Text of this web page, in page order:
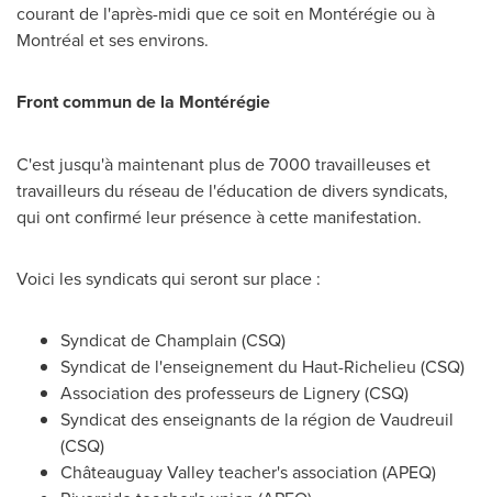
courant de l'après-midi que ce soit en Montérégie ou à
Montréal et ses environs.
Front commun de la Montérégie
C'est jusqu'à maintenant plus de 7000 travailleuses et
travailleurs du réseau de l'éducation de divers syndicats,
qui ont confirmé leur présence à cette manifestation.
Voici les syndicats qui seront sur place :
Syndicat de Champlain (CSQ)
Syndicat de l'enseignement du Haut-Richelieu (CSQ)
Association des professeurs de Lignery (CSQ)
Syndicat des enseignants de la région deVaudreuil
(CSQ)
Châteauguay Valley teacher's association (APEQ)